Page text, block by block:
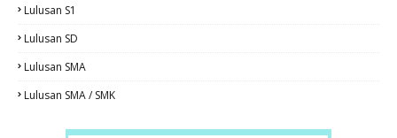
Lulusan S1
Lulusan SD
Lulusan SMA
Lulusan SMA / SMK